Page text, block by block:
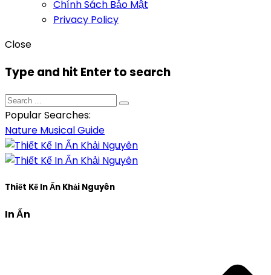
Chính Sách Bảo Mật
Privacy Policy
Close
Type and hit Enter to search
Popular Searches:
Nature MusicalGuide
Thiết Kế In Ấn Khải Nguyên
In Ấn